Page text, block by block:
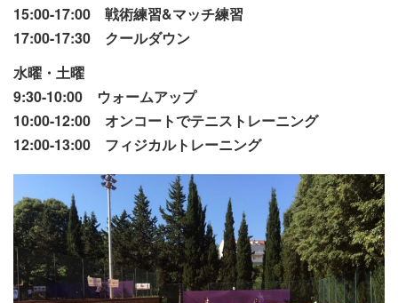
15:00-17:00 戦術練習&マッチ練習
17:00-17:30 クールダウン
水曜・土曜
9:30-10:00 ウォームアップ
10:00-12:00 オンコートでテニストレーニング
12:00-13:00 フィジカルトレーニング